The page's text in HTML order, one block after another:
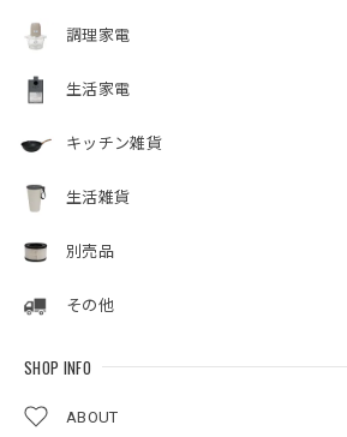
調理家電
生活家電
キッチン雑貨
生活雑貨
別売品
その他
SHOP INFO
ABOUT